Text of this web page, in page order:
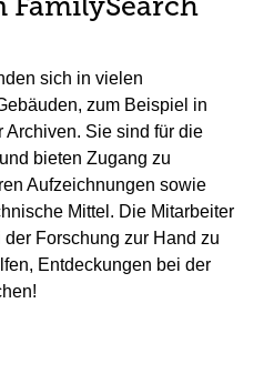
FamilySearch
sich in vielen
zum Beispiel in
Archiven. Sie sind für die
bieten Zugang zu
Aufzeichnungen sowie
Mittel. Die Mitarbeiter
Forschung zur Hand zu
Entdeckungen bei der